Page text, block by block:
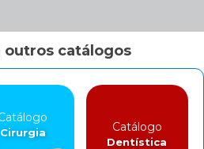
outros catálogos
Cirurgia Catálogo
Dentística